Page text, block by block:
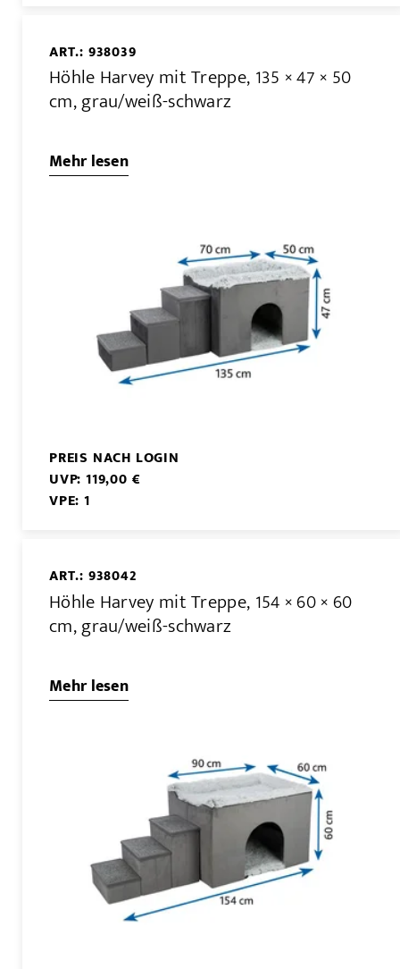
ART.: 938039
Höhle Harvey mit Treppe, 135 × 47 × 50
cm, grau/weiß-schwarz
Mehr lesen
PREIS NACH LOGIN
UVP: 119,00 €
VPE: 1
ART.: 938042
Höhle Harvey mit Treppe, 154 × 60 × 60
cm, grau/weiß-schwarz
Mehr lesen